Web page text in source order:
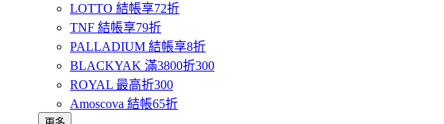
LOTTO 結帳享72折
TNF 結帳享79折
PALLADIUM 結帳享8折
BLACKYAK 滿3800折300
ROYAL 最高折300
Amoscova 結帳65折